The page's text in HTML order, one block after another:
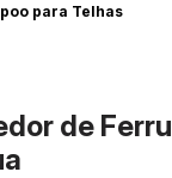
para Telhas
de